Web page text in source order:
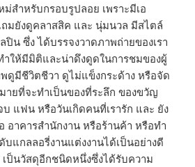
สำหรับกรอบรูปลอย เพราะมีเอ
มยังดูคลาสสิค และ นุ่มนวล มีสไตล์
น ซึ่ง ได้บรรจงวาดภาพถ่ายของเรา
ำให้มีมิติและน่าดึงดูดในการชมของผู้
ดูมีชีวิตชีวา ดูไม่แข็งกระด้าง หรือจัด
ยที่จะทำเป็นของที่ระลึก ของขวัญ
บ แฟน หรือวันเกิดคนที่เรารัก และ ยัง
อาคารสำนักงาน หรือร้านค้า หรือทำ
บแกลลอรี่งานแต่งงานได้เป็นอย่างดี
ป็นวัสดุอีกชนิดหนึ่งซึ่งได้รับความ